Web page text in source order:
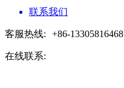
联系我们
客服热线: +86-13305816468
在线联系: